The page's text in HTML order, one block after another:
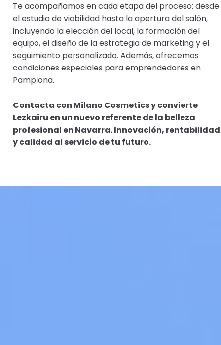
Te acompañamos en cada etapa del proceso: desde
el estudio de viabilidad hasta la apertura del salón,
incluyendo la elección del local, la formación del
equipo, el diseño de la estrategia de marketing y el
seguimiento personalizado. Además, ofrecemos
condiciones especiales para emprendedores en
Pamplona.
Contacta con Milano Cosmetics y convierte
Lezkairu en un nuevo referente de la belleza
profesional en Navarra. Innovación, rentabilidad
y calidad al servicio de tu futuro.